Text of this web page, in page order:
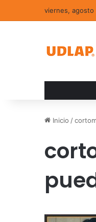
viernes, agosto
Inicio /